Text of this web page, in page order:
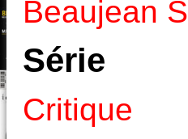
Beaujean
Série
Critique